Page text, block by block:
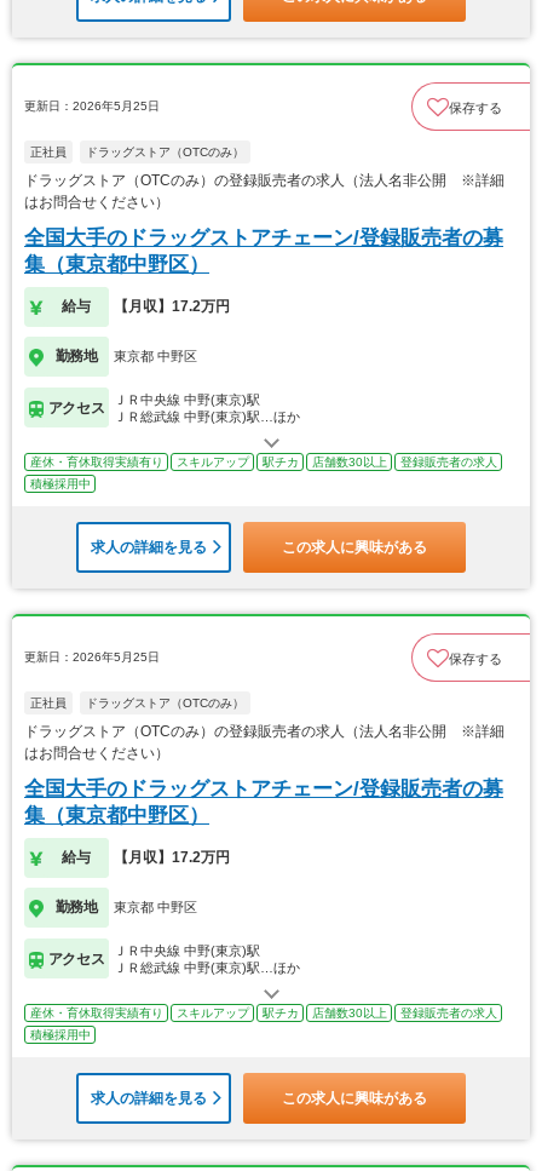
更新日：2026年5月25日 保存する
正社員 ドラッグストア（OTCのみ）
ドラッグストア（OTCのみ）の登録販売者の求人（法人名非公開 ※詳細
はお問合せください）
全国大手のドラッグストアチェーン/登録販売者の募
集（東京都中野区）
給与 【月収】17.2万円
勤務地 東京都 中野区
アクセス
ＪＲ中央線 中野(東京)駅
ＪＲ総武線 中野(東京)駅…ほか
産休・育休取得実績有り スキルアップ 駅チカ 店舗数30以上
登録販売者の求人
積極採用中
求人の詳細を見る この求人に興味がある
更新日：2026年5月25日 保存する
正社員 ドラッグストア（OTCのみ）
ドラッグストア（OTCのみ）の登録販売者の求人（法人名非公開 ※詳細
はお問合せください）
全国大手のドラッグストアチェーン/登録販売者の募
集（東京都中野区）
給与 【月収】17.2万円
勤務地 東京都 中野区
アクセス
ＪＲ中央線 中野(東京)駅
ＪＲ総武線 中野(東京)駅…ほか
産休・育休取得実績有り スキルアップ 駅チカ 店舗数30以上
登録販売者の求人
積極採用中
求人の詳細を見る この求人に興味がある